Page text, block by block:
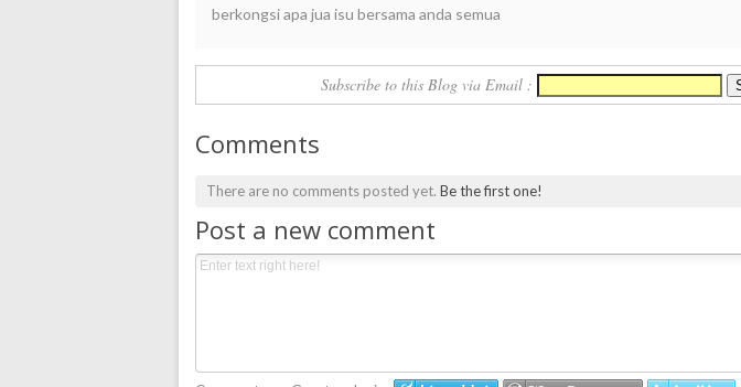
berkongsi apa jua isu bersama anda semua
Subscribe to this Blog via Email :
Comments
There are no comments posted yet.Be the first one!
Post a new comment